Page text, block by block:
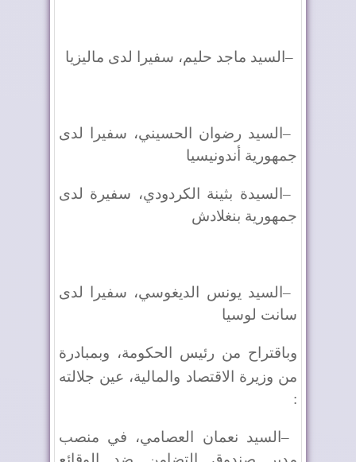
– السيد ماجد حليم، سفيرا لدى ماليزيا
– السيد رضوان الحسيني، سفيرا لدى
جمهورية أندونيسيا
– السيدة بثينة الكردودي، سفيرة لدى
جمهورية بنغلادش
– السيد يونس الديغوسي، سفيرا لدى
سانت لوسيا
وباقتراح من رئيس الحكومة، وبمبادرة
من وزيرة الاقتصاد والمالية، عين جلالته
:
– السيد نعمان العصامي، في منصب